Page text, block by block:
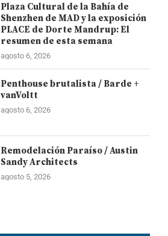
Plaza Cultural de la Bahía de
Shenzhen de MAD y la exposición
PLACE de Dorte Mandrup: El
resumen de esta semana
agosto 6, 2026
Penthouse brutalista / Barde +
vanVoltt
agosto 6, 2026
Remodelación Paraíso / Austin
Sandy Architects
agosto 5, 2026